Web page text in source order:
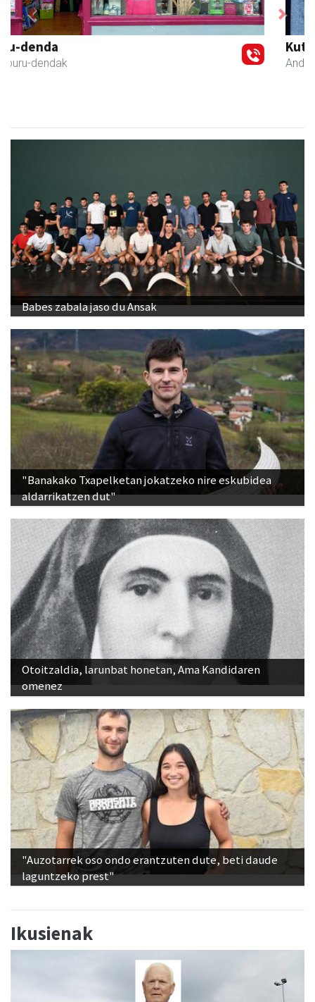
Kuttun kafetegia
Andoain - Gozotegiak
Previous Next
Babes zabala jaso du Ansak
"Banakako Txapelketan jokatzeko nire eskubidea
aldarrikatzen dut"
Otoitzaldia, larunbat honetan, Ama Kandidaren
omenez
"Auzotarrek oso ondo erantzuten dute, beti daude
laguntzeko prest"
Ikusienak